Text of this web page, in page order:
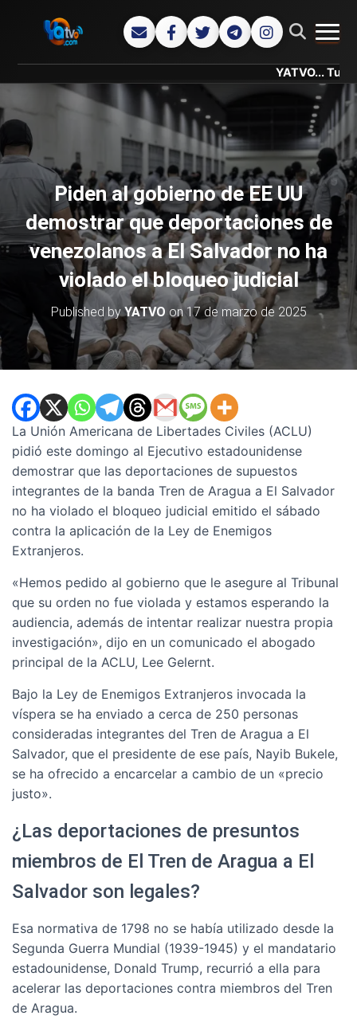
YATVO... Tu Canal
Piden al gobierno de EE UU
demostrar que deportaciones de
venezolanos a El Salvador no ha
violado el bloqueo judicial
Published byYATVO on17 de marzo de 2025
La Unión Americana de Libertades Civiles (ACLU)
pidió este domingo al Ejecutivo estadounidense
demostrar que las deportaciones de supuestos
integrantes de la banda Tren de Aragua a El Salvador
no ha violado el bloqueo judicial emitido el sábado
contra la aplicación de la Ley de Enemigos
Extranjeros.
«Hemos pedido al gobierno que le asegure al Tribunal
que su orden no fue violada y estamos esperando la
audiencia, además de intentar realizar nuestra propia
investigación», dijo en un comunicado el abogado
principal de la ACLU, Lee Gelernt.
Bajo la Ley de Enemigos Extranjeros invocada la
víspera se ha enviado a cerca de 250 personas
consideradas integrantes del Tren de Aragua a El
Salvador, que el presidente de ese país, Nayib Bukele,
se ha ofrecido a encarcelar a cambio de un «precio
justo».
¿Las deportaciones de presuntos
miembros de El Tren de Aragua a El
Salvador son legales?
Esa normativa de 1798 no se había utilizado desde la
Segunda Guerra Mundial (1939-1945) y el mandatario
estadounidense, Donald Trump, recurrió a ella para
acelerar las deportaciones contra miembros del Tren
de Aragua.